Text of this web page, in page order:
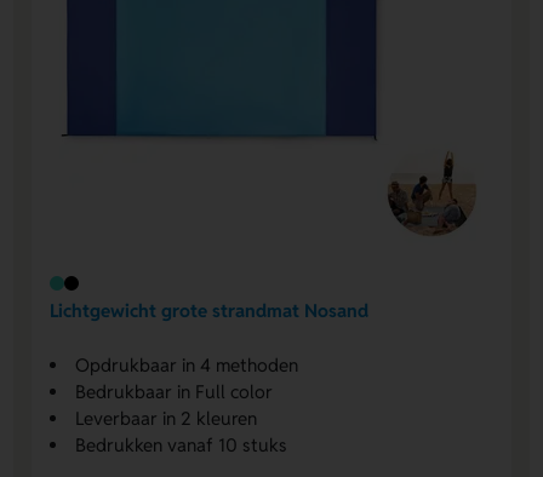
Lichtgewicht grote strandmat Nosand
Opdrukbaar in 4 methoden
Bedrukbaar in Full color
Leverbaar in 2 kleuren
Bedrukken vanaf 10 stuks